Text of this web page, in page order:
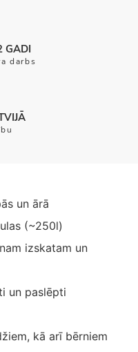
GADI
darbs
un ārā
(~250l)
izskatam un
un paslēpti
kā arī bērniem